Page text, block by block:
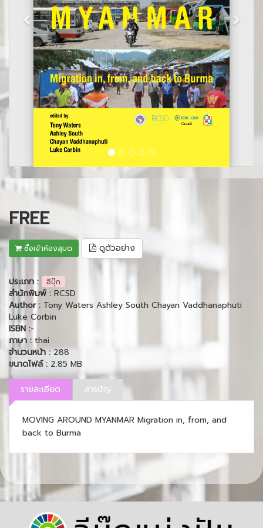
FREE
ซื้อเข้าห้องสุมด ดูตัวอย่าง
ประเภท : อีบุ๊ก
สำนักพิมพ์ : RCSD
Author : Tony Waters Ashley South Chayan Vaddhanaphuti
Luke Corbin
ISBN :-
ภาษา : thai
จำนวนหน้า :288
ขนาดไฟล์ : 2.85 MB
รายละเอียด สารบัญ
MOVING AROUND MYANMAR Migration in, from, and
back to Burma